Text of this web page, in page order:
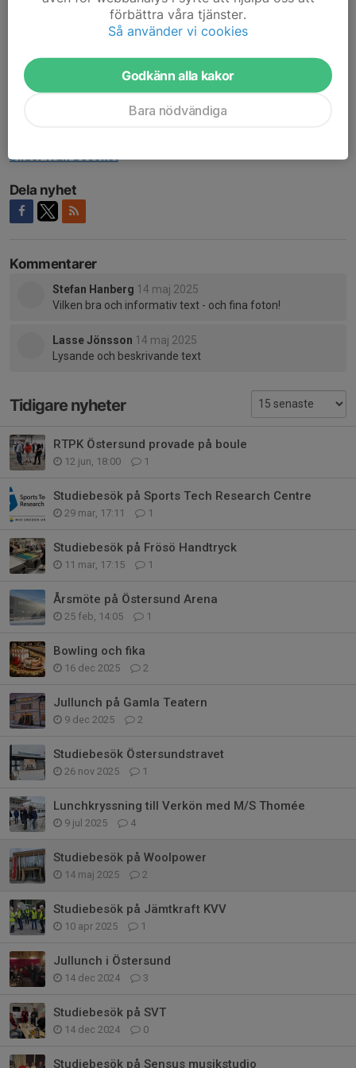
sittunderlag, värmande sulor och tofflor – ett konkret exempel
på smart resurshantering.
Besöket gav oss kunskap om både textilproduktion, miljöarbete
och socialt ansvarstagande.
Bilder från besöket
Dela nyhet
Kommentarer
Stefan Hanberg 14 maj 2025
Vilken bra och informativ text - och fina foton!
Lasse Jönsson 14 maj 2025
Lysande och beskrivande text
Tidigare nyheter
RTPK Östersund provade på boule
12 jun, 18:00 1
Studiebesök på Sports Tech Research Centre
29 mar, 17:11 1
Studiebesök på Frösö Handtryck
11 mar, 17:15 1
Årsmöte på Östersund Arena
25 feb, 14:05 1
Bowling och fika
16 dec 2025 2
Jullunch på Gamla Teatern
9 dec 2025 2
Studiebesök Östersundstravet
26 nov 2025 1
Lunchkryssning till Verkön med M/S Thomée
9 jul 2025 4
Studiebesök på Woolpower
14 maj 2025 2
Studiebesök på Jämtkraft KVV
10 apr 2025 1
Jullunch i Östersund
14 dec 2024 3
Studiebesök på SVT
14 dec 2024 0
Studiebesök på Sensus musikstudio
förbättra våra tjänster.
Så använder vi cookies
Godkänn alla kakor
Bara nödvändiga